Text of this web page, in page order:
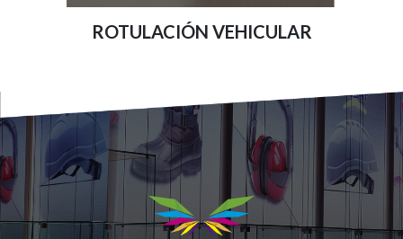
ROTULACIÓN VEHICULAR